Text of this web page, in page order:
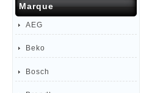
Marque
AEG
Beko
Bosch